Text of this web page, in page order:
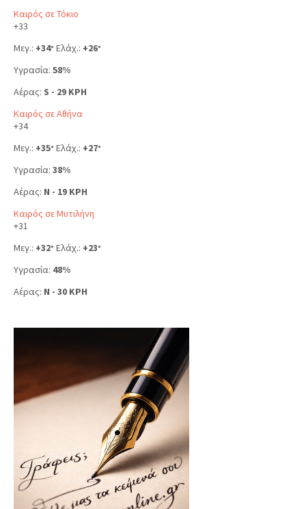
Καιρός σε Τόκιο
+33
Μεγ.: +34° Ελάχ.: +26°
Υγρασία: 58%
Αέρας: S - 29 KPH
Καιρός σε Αθήνα
+34
Μεγ.: +35° Ελάχ.: +27°
Υγρασία: 38%
Αέρας: N - 19 KPH
Καιρός σε Μυτιλήνη
+31
Μεγ.: +32° Ελάχ.: +23°
Υγρασία: 48%
Αέρας: N - 30 KPH